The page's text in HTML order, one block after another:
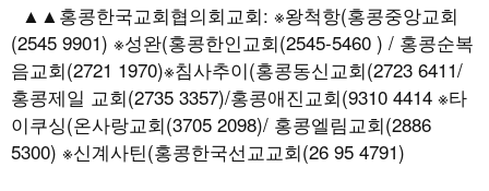
▲▲홍콩한국교회협의회교회: ※왕척항(홍콩중앙교회
(2545 9901) ※성완(홍콩한인교회(2545-5460 ) / 홍콩순복
음교회(2721 1970)※침사추이(홍콩동신교회(2723 6411/
홍콩제일 교회(2735 3357)/홍콩애진교회(9310 4414 ※타
이쿠싱(온사랑교회(3705 2098)/ 홍콩엘림교회(2886
5300) ※신계사틴(홍콩한국선교교회(26 95 4791)